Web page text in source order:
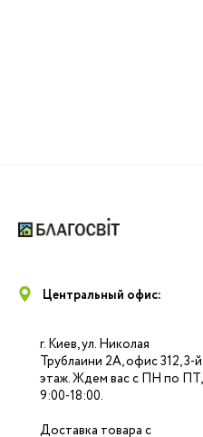
Центральный офис:
г. Киев, ул. Николая
Трублаини 2А, офис 312, 3-й
этаж. Ждем вас с ПН по ПТ,
9:00-18:00.
Доставка товара с